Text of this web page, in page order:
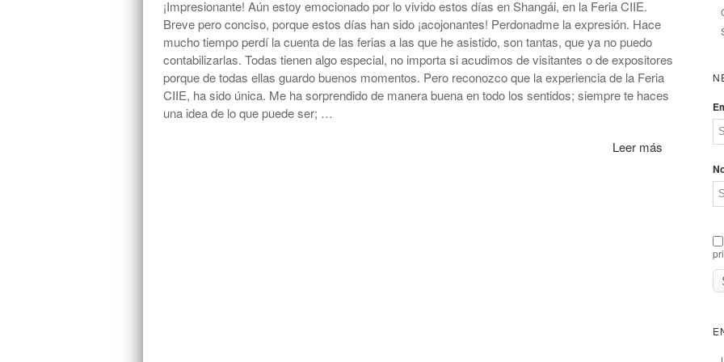
¡Impresionante! Aún estoy emocionado por lo vivido estos días en Shangái, en la Feria CIIE.
Breve pero conciso, porque estos días han sido ¡acojonantes! Perdonadme la expresión. Hace
mucho tiempo perdí la cuenta de las ferias a las que he asistido, son tantas, que ya no puedo
contabilizarlas. Todas tienen algo especial, no importa si acudimos de visitantes o de expositores
porque de todas ellas guardo buenos momentos. Pero reconozco que la experiencia de la Feria
CIIE, ha sido única. Me ha sorprendido de manera buena en todo los sentidos; siempre te haces
una idea de lo que puede ser; …
Leer más